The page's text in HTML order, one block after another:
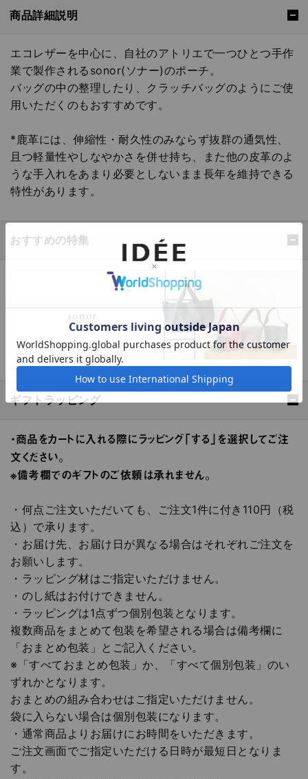
商品詳細説明
エコレザーを中心に、自社のアトリエで一つひとつ手作
業で製作されるsonor(ソナー)のポーチ。
バッグの中の整理したり、クラッチバッグのようにご使
用いただくのもおすすめです。
*鹿革には、伸縮性・耐久性のみならず抜群の通気性、
且つ軽量性やしなやかさを併せ持ち、また他の皮革のよ
うな手入れをあまり必要としないまま長年を維持できる
特性があります。
おすすめの特集
ギフトラッピング
・商品をカートに入れる際にラッピング「する」を選択してご注
文ください。
※備考欄でのギフトのご依頼は承れません。
・何点ご注文いただいても、ご注文1件に付き110円（税
込）で承ります。
・お届け先、お届け日が異なる場合はそれぞれご注文を
お願いします。
・ラッピング材はご指定いただけません。
・のし紙はお付けできません。
・ラッピングは1点ずつ個別包装となります。
複数商品をまとめて包装を希望される場合は備考欄に
「おまとめ包装」とご記入ください。
※「すべておまとめ包装」か、「すべて個別包装」のい
ずれかとなります。
おまとめの組み合わせはご指定いただけません。
袋に入らない場合は個別包装になります。
・通常商品よりお届けにお時間をいただきます。
ご注文画面でご指定いただける日時が最短日となりま
す。